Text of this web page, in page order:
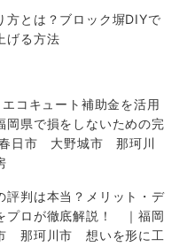
方とは？ブロック塀DIYで
げる方法
コキュート補助金を活用
岡県で損をしないための完
春日市 大野城市 那珂川
評判は本当？メリット・デ
プロが徹底解説！ ｜福岡
那珂川市 想いを形に工